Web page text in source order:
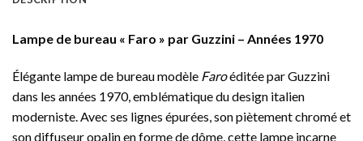
Lampe de bureau « Faro » par Guzzini – Années 1970
Élégante lampe de bureau modèle Faroéditée par Guzzini
dans les années 1970, emblématique du design italien
moderniste. Avec ses lignes épurées, son piètement chromé et
son diffuseur opalin en forme de dôme, cette lampe incarne